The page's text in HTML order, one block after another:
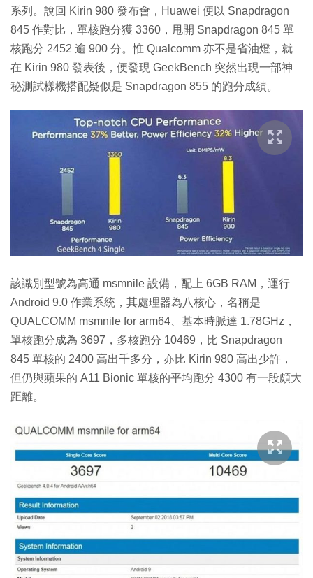
系列。說回 Kirin 980 發布會，Huawei 便以 Snapdragon
845 作對比，單核跑分獲 3360，甩開 Snapdragon 845 單
核跑分 2452 逾 900 分。惟 Qualcomm 亦不是省油燈，就
在 Kirin 980 發表後，便發現 GeekBench 突然出現一部神
秘測試樣機搭配疑似是 Snapdragon 855 的跑分成績。
該識別型號為高通 msmnile 設備，配上 6GB RAM，運行
Android 9.0 作業系統，其處理器為八核心，名稱是
QUALCOMM msmnile for arm64、基本時脈達 1.78GHz，
單核跑分成為 3697，多核跑分 10469，比 Snapdragon
845 單核的 2400 高出千多分，亦比 Kirin 980 高出少許，
但仍與蘋果的 A11 Bionic 單核的平均跑分 4300 有一段頗大
距離。